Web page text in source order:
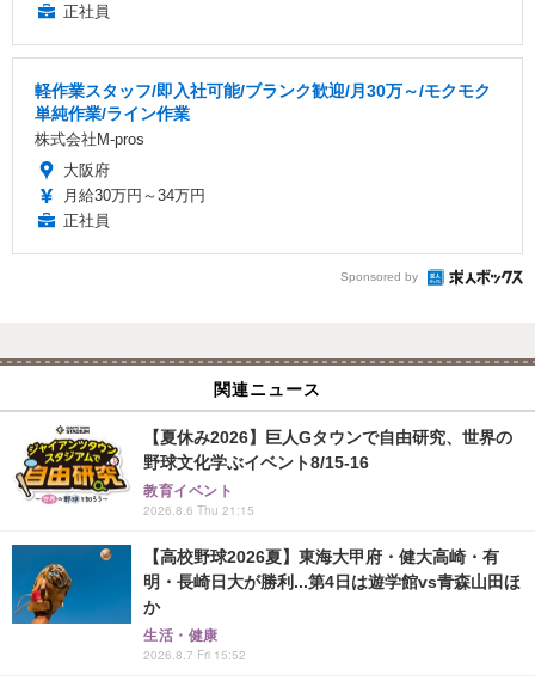
正社員
軽作業スタッフ/即入社可能/ブランク歓迎/月30万～/モクモク
単純作業/ライン作業
株式会社M-pros
大阪府
月給30万円～34万円
正社員
Sponsored by
関連ニュース
【夏休み2026】巨人Gタウンで自由研究、世界の
野球文化学ぶイベント8/15-16
教育イベント
2026.8.6 Thu 21:15
【高校野球2026夏】東海大甲府・健大高崎・有
明・長崎日大が勝利...第4日は遊学館vs青森山田ほ
か
生活・健康
2026.8.7 Fri 15:52